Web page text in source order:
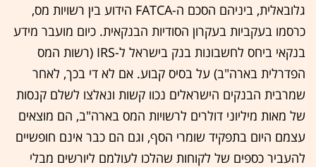
גלובאלית, ביניהם הסכם ה-FATCA
הידוע בין רשויות מס,
כרסמו בעקביות בעקרון הסודיות הבנקאית. כיום מועבר מידע
בנקאי ביחס לחשבונות בנק בישראל ל-IRS (רשות המס
הפדרלית בארה"ב) על בסיס קבוע. אם לא די בכך, לאחר
שמרבית הבנקים הישראלים נכוו קשות ונאלצו לשלם קנסות
של מאות מיליוני דולרים לרשויות המס בארה"ב, הם מוצאים
עצמם היום בתפקיד שומרי הסף, וגם הם כבר אינם חופשיים
להעביר כספים של לקוחות שהלכו לעולמם ליורשים מבלי